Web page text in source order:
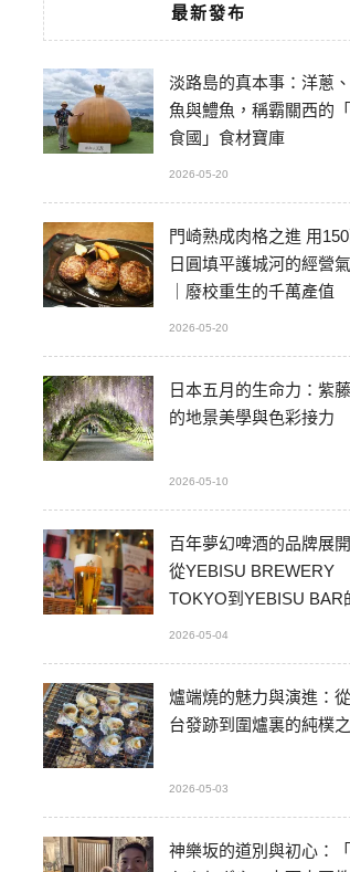
最新發布
淡路島的真本事：洋蔥
魚與鱧魚，稱霸關西的
食國」食材寶庫
2026-05-20
門崎熟成肉格之進 用
日圓填平護城河的經營
｜廢校重生的千萬產值
2026-05-20
日本五月的生命力：紫
的地景美學與色彩接力
2026-05-10
百年夢幻啤酒的品牌展開
從YEBISU BREWERY
TOKYO到YEBISU BAR
2026-05-04
爐端燒的魅力與演進：
台發跡到圍爐裏的純樸
2026-05-03
神樂坂的道別與初心：